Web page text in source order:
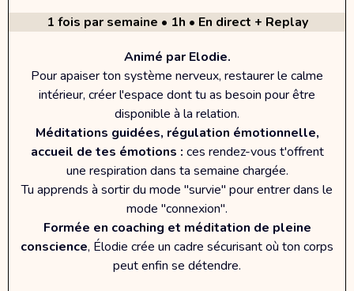
1 fois par semaine • 1h • En direct + Replay
Animé par Elodie.
Pour apaiser ton système nerveux, restaurer le calme
intérieur, créer l'espace dont tu as besoin pour être
disponible à la relation.
Méditations guidées, régulation émotionnelle,
accueil de tes émotions : ces rendez-vous t'offrent
une respiration dans ta semaine chargée.
Tu apprends à sortir du mode "survie" pour entrer dans le
mode "connexion".
Formée en coaching et méditation de pleine
conscience, Élodie crée un cadre sécurisant où ton corps
peut enfin se détendre.